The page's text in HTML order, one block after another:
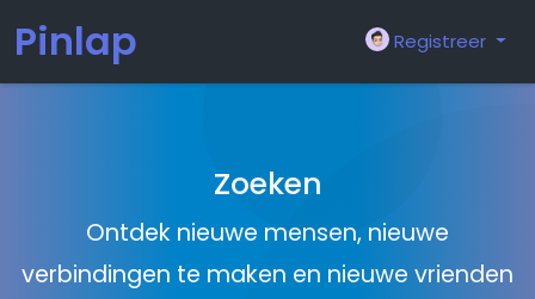
Pinlap Registreer
Zoeken
Ontdek nieuwe mensen, nieuwe
verbindingen te maken en nieuwe vrienden